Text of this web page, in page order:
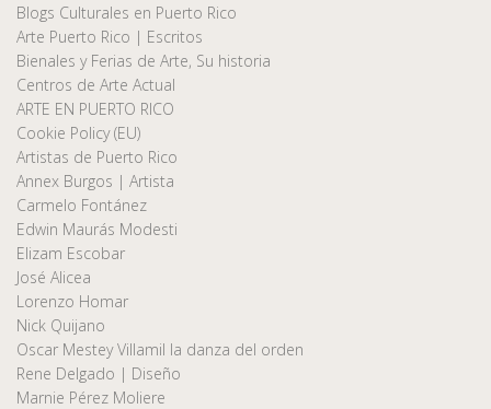
Blogs Culturales en Puerto Rico
Arte Puerto Rico | Escritos
Bienales y Ferias de Arte, Su historia
Centros de Arte Actual
ARTE EN PUERTO RICO
Cookie Policy (EU)
Artistas de Puerto Rico
Annex Burgos | Artista
Carmelo Fontánez
Edwin Maurás Modesti
Elizam Escobar
José Alicea
Lorenzo Homar
Nick Quijano
Oscar Mestey Villamil la danza del orden
Rene Delgado | Diseño
Marnie Pérez Moliere